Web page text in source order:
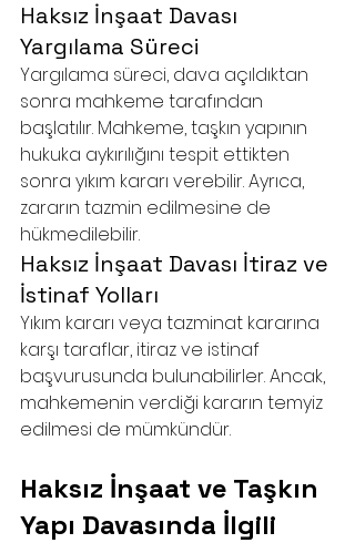
Haksız İnşaat Davası
Yargılama Süreci
Yargılama süreci, dava açıldıktan
sonra mahkeme tarafından
başlatılır. Mahkeme, taşkın yapının
hukuka aykırılığını tespit ettikten
sonra yıkım kararı verebilir. Ayrıca,
zararın tazmin edilmesine de
hükmedilebilir.
Haksız İnşaat Davası İtiraz ve
İstinaf Yolları
Yıkım kararı veya tazminat kararına
karşı taraflar, itiraz ve istinaf
başvurusunda bulunabilirler. Ancak,
mahkemenin verdiği kararın temyiz
edilmesi de mümkündür.
Haksız İnşaat ve Taşkın
Yapı Davasında İlgili